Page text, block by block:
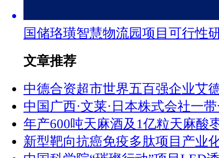
国储珞璜智慧物流园项目可行性
文章推荐
中德合资超市世界五百强企业艾
中国广西·文莱·日本株式会社一
年产600吨天麻酒及1亿粒天麻酸
新型靶向抗癌免疫多肽项目产业